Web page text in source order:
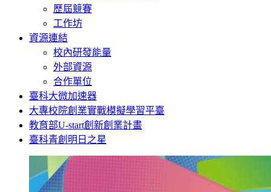
歷屆競賽
工作坊
資源連結
校內研發能量
外部資源
合作單位
臺科大微加速器
大專校院創業實戰模擬學習平臺
教育部U-start創新創業計畫
臺科青創明日之星